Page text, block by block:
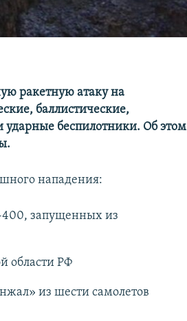
ракетную атаку на
баллистические,
беспилотники. Об этом
нападения:
запущенных из
области РФ
из шести самолетов